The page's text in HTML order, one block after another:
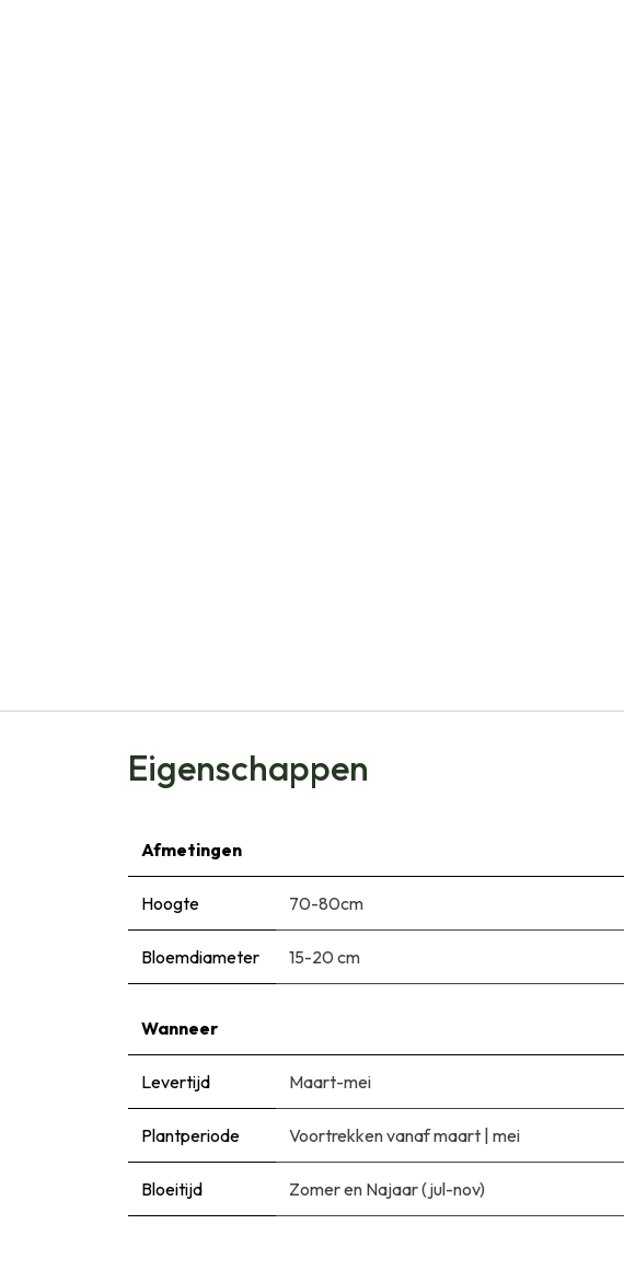
Eigenschappen
Afmetingen
Hoogte 70-80cm
Bloemdiameter 15-20 cm
Wanneer
Levertijd Maart-mei
Plantperiode Voortrekken vanaf maart mei
Bloeitijd Zomer en Najaar (jul-nov)